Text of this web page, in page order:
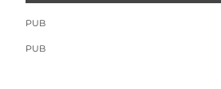
PUB
PUB